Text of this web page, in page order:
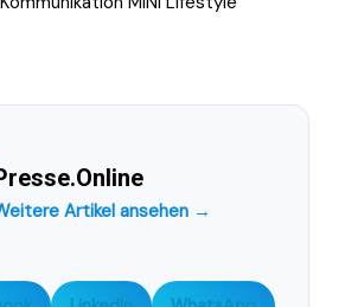
Artikel ansehen →